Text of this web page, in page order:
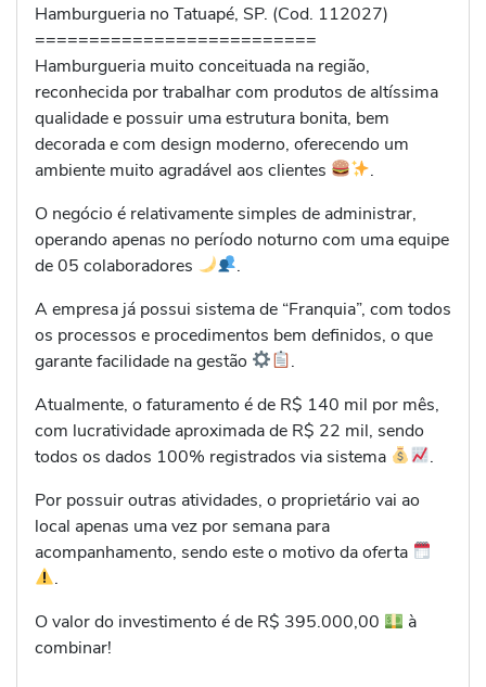
Hamburgueria no Tatuapé, SP. (Cod. 112027)
==========================
Hamburgueria muito conceituada na região,
reconhecida por trabalhar com produtos de altíssima
qualidade e possuir uma estrutura bonita, bem
decorada e com design moderno, oferecendo um
ambiente muito agradável aos clientes
.
O negócio é relativamente simples de administrar,
operando apenas no período noturno com uma equipe
de 05 colaboradores
.
A empresa já possui sistema de “Franquia”, com todos
os processos e procedimentos bem definidos, o que
garante facilidade na gestão
.
Atualmente, o faturamento é de R$ 140 mil por mês,
com lucratividade aproximada de R$ 22 mil, sendo
todos os dados 100% registrados via sistema
.
Por possuir outras atividades, o proprietário vai ao
local apenas uma vez por semana para
acompanhamento, sendo este o motivo da oferta
.
O valor do investimento é de R$ 395.000,00
à
combinar!